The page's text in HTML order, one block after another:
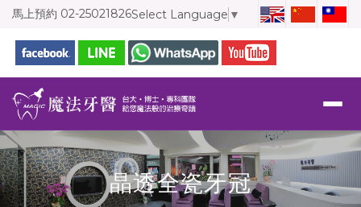
馬上預約 02-25021826Select Language ▼
晶透全瓷牙冠